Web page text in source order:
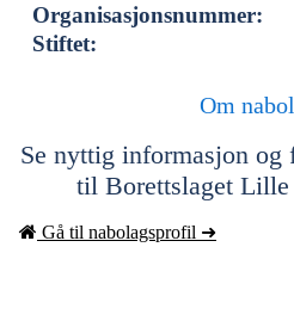
Organisasjonsnummer:
Stiftet:
Om
Se nyttig informasjon og
til Borettslaget Lille
Gå til nabolagsprofil ➜